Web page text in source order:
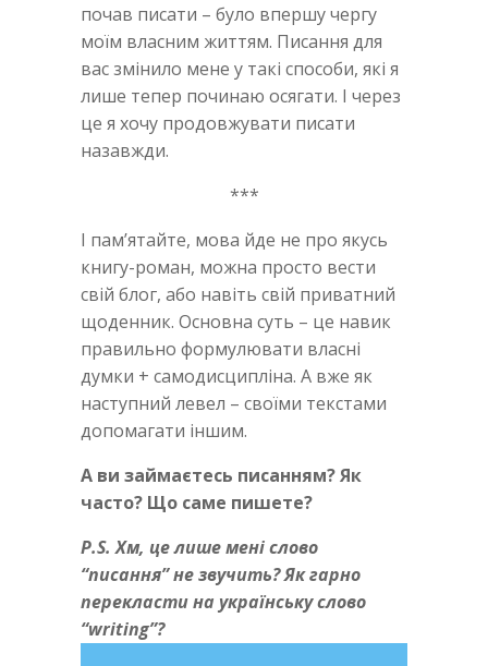
почав писати – було впершу чергу
моїм власним життям. Писання для
вас змінило мене у такі способи, які я
лише тепер починаю осягати. І через
це я хочу продовжувати писати
назавжди.
***
І пам’ятайте, мова йде не про якусь
книгу-роман, можна просто вести
свій блог, або навіть свій приватний
щоденник. Основна суть – це навик
правильно формулювати власні
думки + самодисципліна. А вже як
наступний левел – своїми текстами
допомагати іншим.
А ви займаєтесь писанням? Як
часто? Що саме пишете?
P.S. Хм, це лише мені слово
“писання” не звучить? Як гарно
перекласти на українську слово
“writing”?